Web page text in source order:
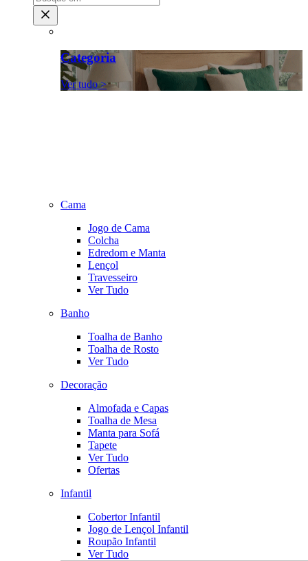
Categoria
Ver tudo >
Cama
Jogo de Cama
Colcha
Edredom e Manta
Lençol
Travesseiro
Ver Tudo
Banho
Toalha de Banho
Toalha de Rosto
Ver Tudo
Decoração
Almofada e Capas
Toalha de Mesa
Manta para Sofá
Tapete
Ver Tudo
Ofertas
Infantil
Cobertor Infantil
Jogo de Lençol Infantil
Roupão Infantil
Ver Tudo